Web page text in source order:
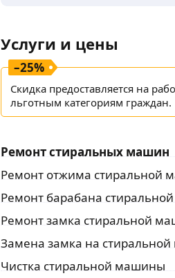
Услуги и цены
–25%
Скидка предоставляется на
льготным категориям граждан.
Ремонт стиральных машин
Ремонт отжима стиральной
Ремонт барабана
Ремонт замка стиральной
Замена замка на
Чистка стиральной машины